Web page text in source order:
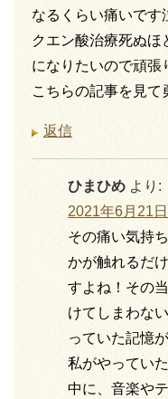
なるくらい痛いです
クエン酸治療死ぬほ
になりたいので頑張
こちらの記事を見て
返信
ひまひめ より:
2021年6月21
その痛い気持
かが触れるだ
すよね！その
けてしまわな
っていた記憶
私がやってい
中に、音楽や